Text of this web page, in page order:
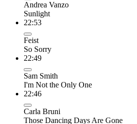
Andrea Vanzo
Sunlight
22:53
Feist
So Sorry
22:49
Sam Smith
I'm Not the Only One
22:46
Carla Bruni
Those Dancing Days Are Gone